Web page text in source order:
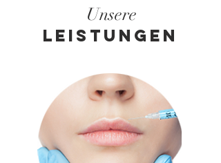
LEISTUNGEN
Unsere